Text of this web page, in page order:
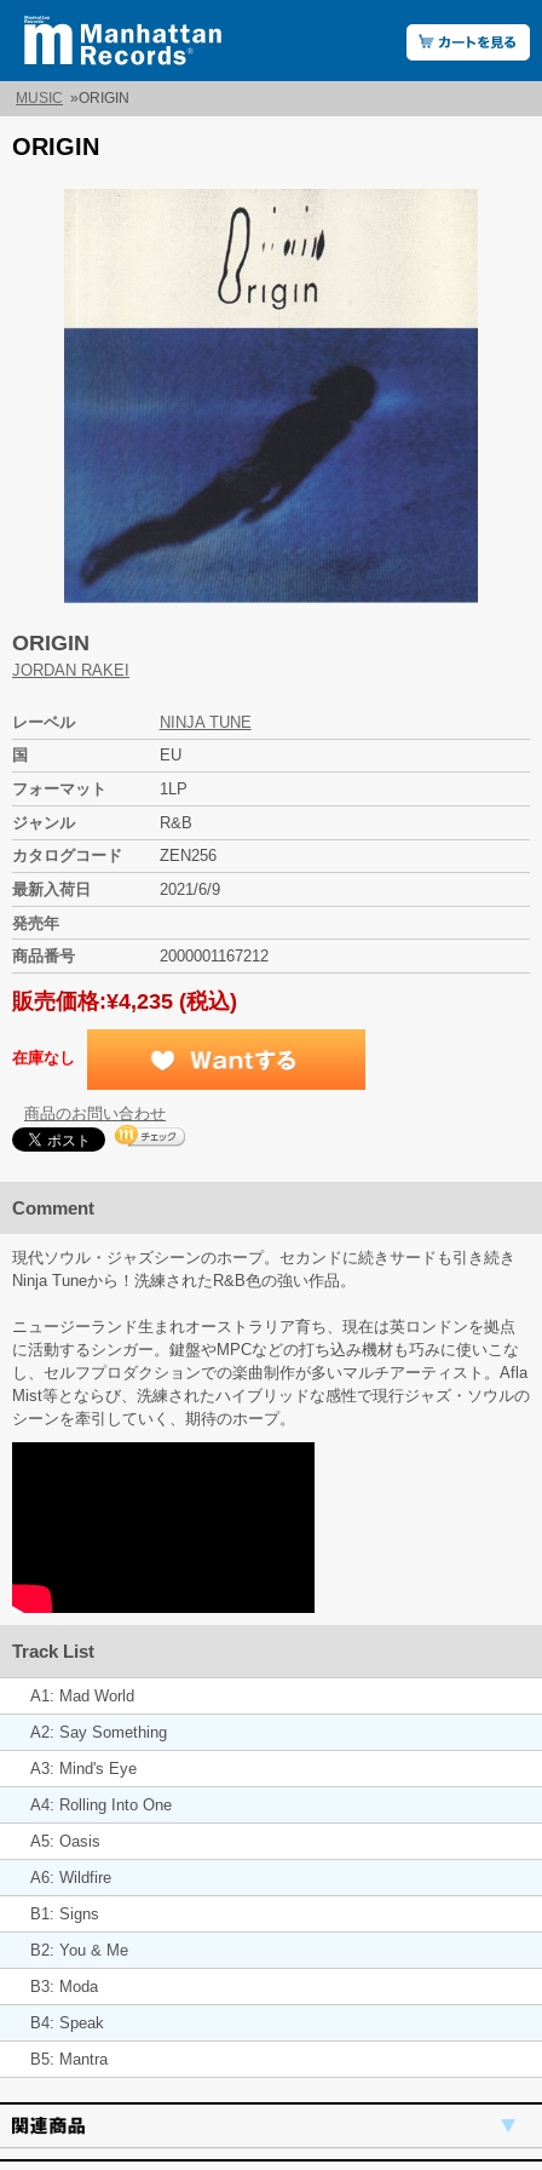
MUSIC »ORIGIN
ORIGIN
ORIGIN
JORDAN RAKEI
レーベル
NINJA TUNE
国
EU
フォーマット
1LP
ジャンル
R&B
カタログコード
ZEN256
最新入荷日
2021/6/9
発売年
商品番号
2000001167212
販売価格:¥4,235 (税込)
在庫なし
商品のお問い合わせ
Comment
現代ソウル・ジャズシーンのホープ。セカンドに続きサードも引き続き
Ninja Tuneから！洗練されたR&B色の強い作品。
ニュージーランド生まれオーストラリア育ち、現在は英ロンドンを拠点
に活動するシンガー。鍵盤やMPCなどの打ち込み機材も巧みに使いこな
し、セルフプロダクションでの楽曲制作が多いマルチアーティスト。Afla
Mist等とならび、洗練されたハイブリッドな感性で現行ジャズ・ソウルの
シーンを牽引していく、期待のホープ。
Track List
A1: Mad World
A2: Say Something
A3: Mind's Eye
A4: Rolling Into One
A5: Oasis
A6: Wildfire
B1: Signs
B2: You & Me
B3: Moda
B4: Speak
B5: Mantra